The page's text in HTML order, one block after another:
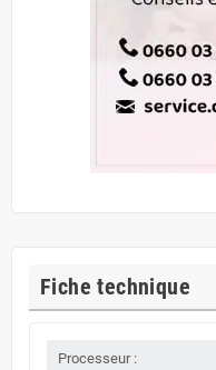
Fiche technique
Processeur :